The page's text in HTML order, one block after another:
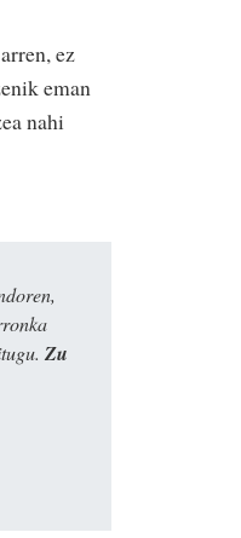
ez
eman
nahi
Zu